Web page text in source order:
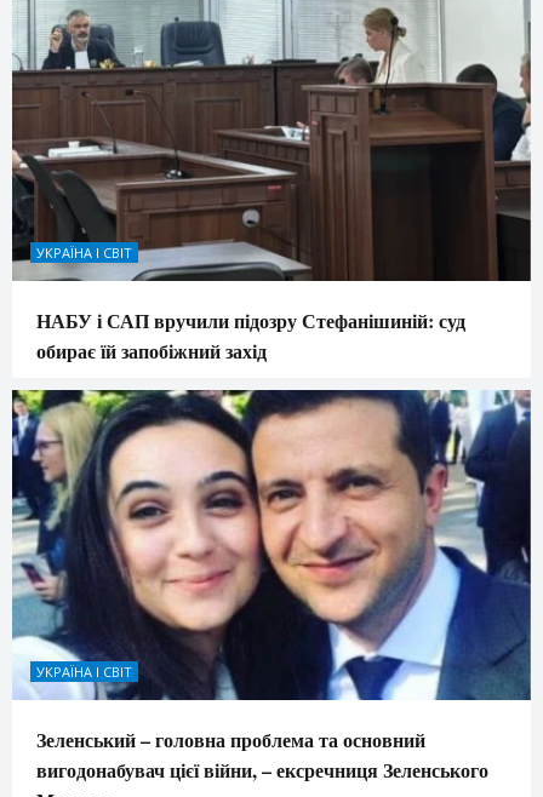
УКРАЇНА І СВІТ
НАБУ і САП вручили підозру Стефанішиній: суд
обирає їй запобіжний захід
УКРАЇНА І СВІТ
Зеленський – головна проблема та основний
вигодонабувач цієї війни, – ексречниця Зеленського